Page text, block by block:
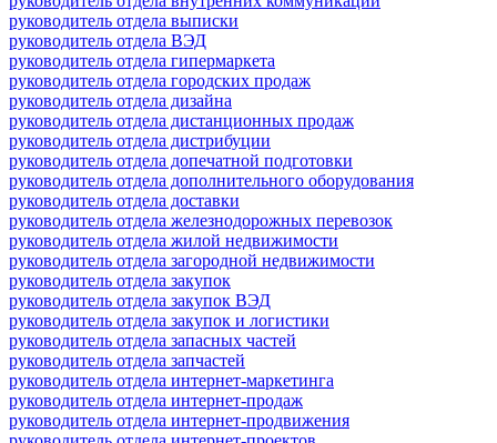
руководитель отдела выписки
руководитель отдела ВЭД
руководитель отдела гипермаркета
руководитель отдела городских продаж
руководитель отдела дизайна
руководитель отдела дистанционных продаж
руководитель отдела дистрибуции
руководитель отдела допечатной подготовки
руководитель отдела дополнительного оборудования
руководитель отдела доставки
руководитель отдела железнодорожных перевозок
руководитель отдела жилой недвижимости
руководитель отдела загородной недвижимости
руководитель отдела закупок
руководитель отдела закупок ВЭД
руководитель отдела закупок и логистики
руководитель отдела запасных частей
руководитель отдела запчастей
руководитель отдела интернет-маркетинга
руководитель отдела интернет-продаж
руководитель отдела интернет-продвижения